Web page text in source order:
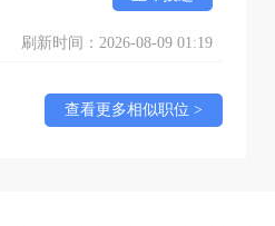
刷新时间：2026-08-09 01:19
查看更多相似职位 >